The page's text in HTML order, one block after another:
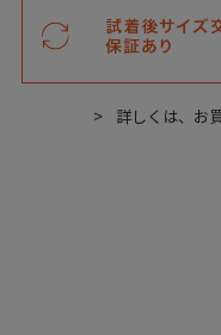
伝統的なプレーントゥ デ
シング
詳しくは、お